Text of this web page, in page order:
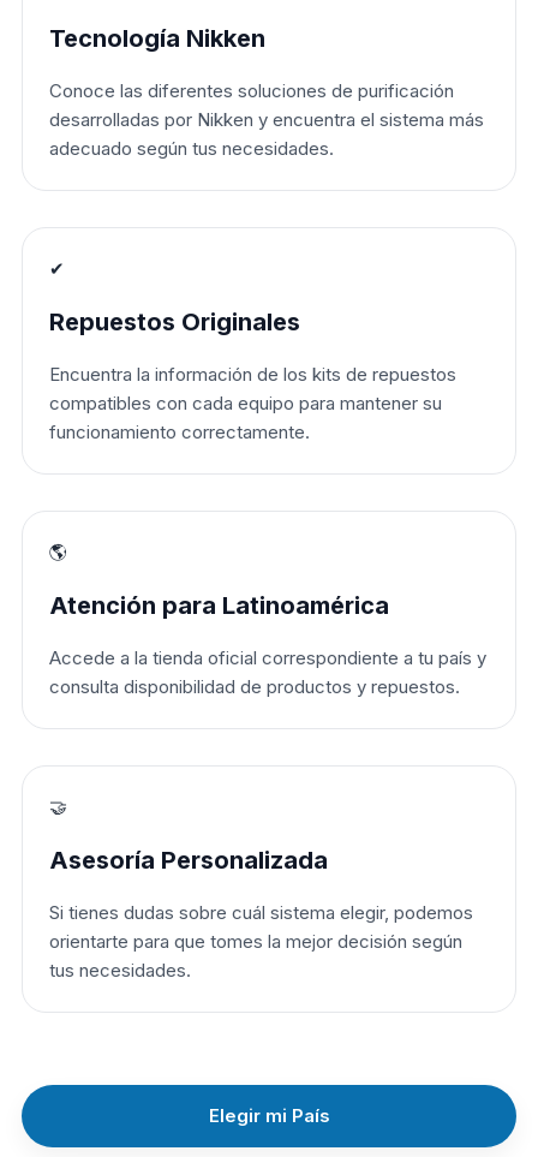
Tecnología Nikken
Conoce las diferentes soluciones de purificación
desarrolladas por Nikken y encuentra el sistema más
adecuado según tus necesidades.
✔
Repuestos Originales
Encuentra la información de los kits de repuestos
compatibles con cada equipo para mantener su
funcionamiento correctamente.
🌎
Atención para Latinoamérica
Accede a la tienda oficial correspondiente a tu país y
consulta disponibilidad de productos y repuestos.
🤝
Asesoría Personalizada
Si tienes dudas sobre cuál sistema elegir, podemos
orientarte para que tomes la mejor decisión según
tus necesidades.
Elegir mi País